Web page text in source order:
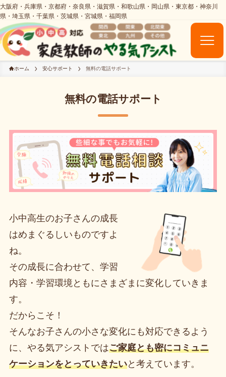
ホーム 安心サポート 無料の電話サポート
無料の電話サポート
小中高生のお子さんの成長
はめまぐるしいものですよ
ね。
その成長に合わせて、学習
内容・学習環境ともにさまざまに変化していきま
す。
だからこそ！
そんなお子さんの小さな変化にも対応できるよう
に、やる気アシストではご家庭とも密にコミュニ
ケーションをとっていきたいと考えています。